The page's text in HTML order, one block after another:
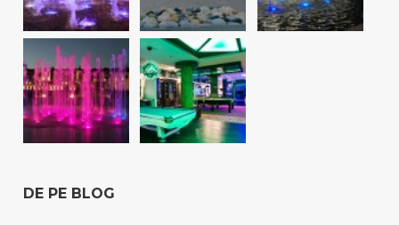
DE PE BLOG